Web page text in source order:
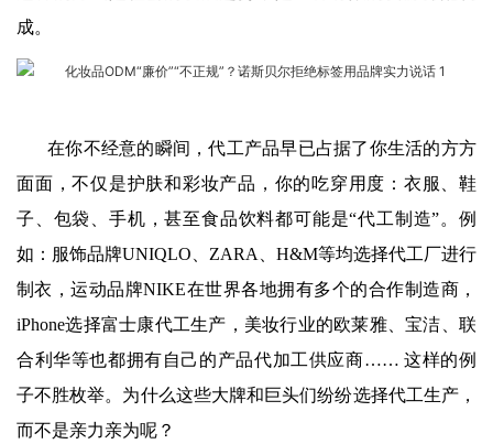
成。
在你不经意的瞬间，代工产品早已占据了你生活的方方
面面，不仅是护肤和彩妆产品，你的吃穿用度：衣服、鞋
子、包袋、手机，甚至食品饮料都可能是“代工制造”。例
如：服饰品牌UNIQLO、ZARA、H&M等均选择代工厂进行
制衣，运动品牌NIKE在世界各地拥有多个的合作制造商，
iPhone选择富士康代工生产，美妆行业的欧莱雅、宝洁、联
合利华等也都拥有自己的产品代加工供应商…… 这样的例
子不胜枚举。为什么这些大牌和巨头们纷纷选择代工生产，
而不是亲力亲为呢？